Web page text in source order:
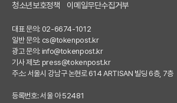
청소년보호정책
이메일무단수집거부
대표 문의: 02-6674-1012
일반 문의: cs@tokenpost.kr
광고 문의: info@tokenpost.kr
기사 제보: press@tokenpost.kr
주소: 서울시 강남구 논현로 614 ARTISAN 빌딩 6층, 7층
등록번호: 서울 아 52481